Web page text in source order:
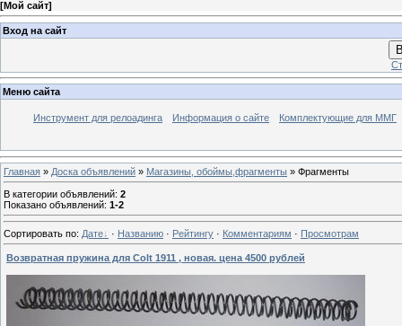
[Мой сайт]
Вход на сайт
Меню сайта
Инструмент для релоадинга Информация о сайте Комплектующие для ММГ
Главная » Доска объявлений » Магазины, обоймы,фрагменты » Фрагменты
В категории объявлений: 2
Показано объявлений: 1-2
Сортировать по: Дате · Названию · Рейтингу · Комментариям · Просмотрам
Возвратная пружина для Colt 1911 , новая. цена 4500 рублей